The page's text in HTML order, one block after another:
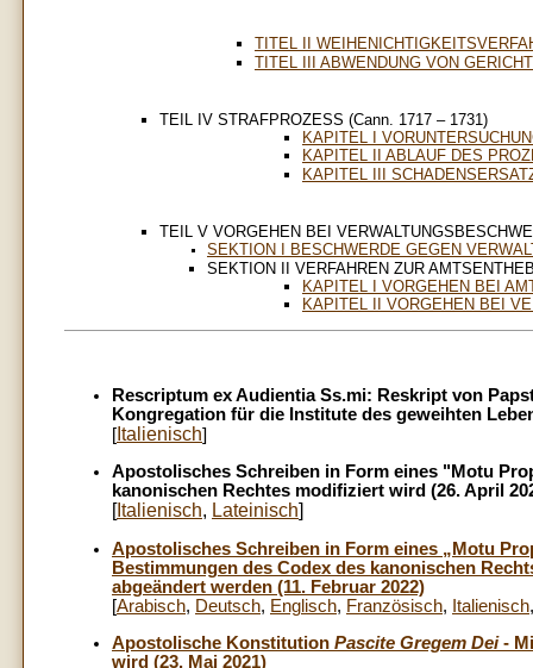
TITEL II
TITEL III ABWENDUNG VON
TEIL IV STRAFPROZESS (Cann. 1717 – 1731)
KAPITEL I
KAPITEL II ABLAUF DES
KAPITEL III
TEIL V VORGEHEN BEI
SEKTION I BESCHWERDE GEGEN
SEKTION II VERFAHREN ZUR
KAPITEL I VORGEHEN BEI
KAPITEL II VORGEHEN BEI
Rescriptum ex Audientia Ss.mi: Reskript von
Kongregation für die Institute des geweihten
[ Italienisch]
Apostolisches Schreiben in Form eines "Motu
kanonischen Rechtes modifiziert wird (26. April
[Italienisch, Lateinisch]
Apostolisches Schreiben in Form eines „Motu
Bestimmungen des Codex des kanonischen
abgeändert werden (11. Februar 2022)
[Arabisch, Deutsch, Englisch, Französisch, Italienisch
Apostolische Konstitution Pascite Gregem Dei-
wird (23. Mai 2021)